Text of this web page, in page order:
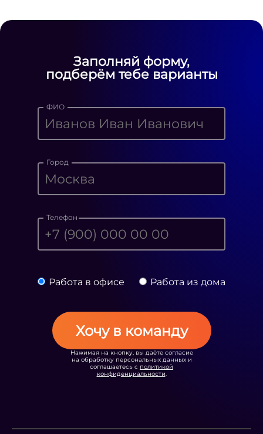
Заполняй форму,
подберём тебе варианты
ФИО
Город
Телефон
Работа в офисе Работа из дома
Хочу в команду
Нажимая на кнопку, вы даёте согласие
на обработку персональных данных и
соглашаетесь с политикой
конфиденциальности.